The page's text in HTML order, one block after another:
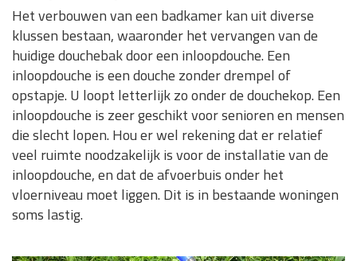
Het verbouwen van een badkamer kan uit diverse
klussen bestaan, waaronder het vervangen van de
huidige douchebak door een inloopdouche. Een
inloopdouche is een douche zonder drempel of
opstapje. U loopt letterlijk zo onder de douchekop. Een
inloopdouche is zeer geschikt voor senioren en mensen
die slecht lopen. Hou er wel rekening dat er relatief
veel ruimte noodzakelijk is voor de installatie van de
inloopdouche, en dat de afvoerbuis onder het
vloerniveau moet liggen. Dit is in bestaande woningen
soms lastig.